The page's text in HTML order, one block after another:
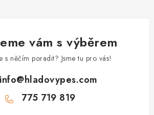
vám s výběrem
s něčím poradit? Jsme tu pro vás!
info@hladovypes.com
775 719 819